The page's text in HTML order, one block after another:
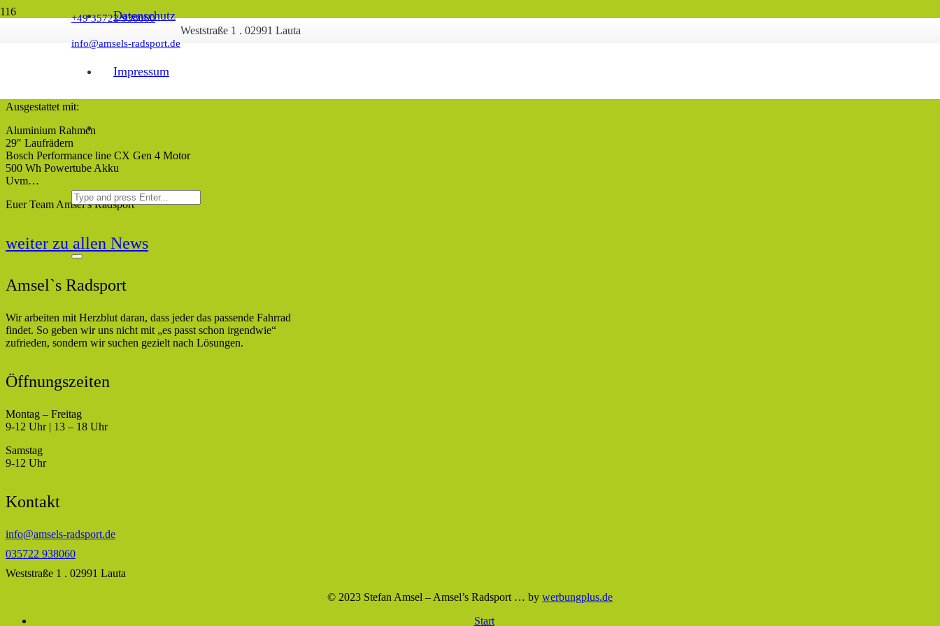
+49 35722 938060
info@amsels-radsport.de
Weststraße 1 . 02991 Lauta
Datenschutz
Impressum
Ausgestattet mit:
Aluminium Rahmen
29″ Laufrädern
Bosch Performance line CX Gen 4 Motor
500 Wh Powertube Akku
Uvm…
Euer Team Amsel’s Radsport
weiter zu allen News
Amsel`s Radsport
Wir arbeiten mit Herzblut daran, dass jeder das passende Fahrrad
findet. So geben wir uns nicht mit „es passt schon irgendwie“
zufrieden, sondern wir suchen gezielt nach Lösungen.
Öffnungszeiten
Montag – Freitag
9-12 Uhr | 13 – 18 Uhr
Samstag
9-12 Uhr
Kontakt
info@amsels-radsport.de
035722 938060
Weststraße 1 . 02991 Lauta
© 2023 Stefan Amsel – Amsel’s Radsport … by werbungplus.de
Start